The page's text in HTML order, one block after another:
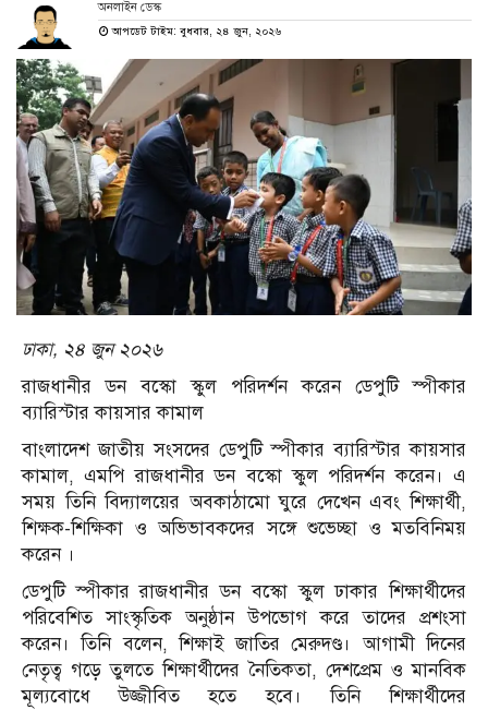
অনলাইন ডেস্ক
আপডেট টাইম: বুধবার, ২৪ জুন, ২০২৬
ঢাকা, ২৪ জুন ২০২৬
রাজধানীর ডন বস্কো স্কুল পরিদর্শন করেন ডেপুটি স্পীকার
ব্যারিস্টার কায়সার কামাল
বাংলাদেশ জাতীয় সংসদের ডেপুটি স্পীকার ব্যারিস্টার কায়সার
কামাল, এমপি রাজধানীর ডন বস্কো স্কুল পরিদর্শন করেন। এ
সময় তিনি বিদ্যালয়ের অবকাঠামো ঘুরে দেখেন এবং শিক্ষার্থী,
শিক্ষক-শিক্ষিকা ও অভিভাবকদের সঙ্গে শুভেচ্ছা ও মতবিনিময়
করেন ।
ডেপুটি স্পীকার রাজধানীর ডন বস্কো স্কুল ঢাকার শিক্ষার্থীদের
পরিবেশিত সাংস্কৃতিক অনুষ্ঠান উপভোগ করে তাদের প্রশংসা
করেন। তিনি বলেন, শিক্ষাই জাতির মেরুদণ্ড। আগামী দিনের
নেতৃত্ব গড়ে তুলতে শিক্ষার্থীদের নৈতিকতা, দেশপ্রেম ও মানবিক
মূল্যবোধে উজ্জীবিত হতে হবে। তিনি শিক্ষার্থীদের